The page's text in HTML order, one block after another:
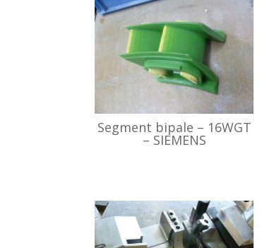
Segment bipale – 16WGT
– SIEMENS